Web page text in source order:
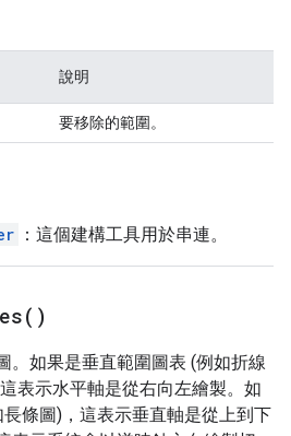
說明
要移除的範圍。
：這個建構工具用於串連。
)
。如果是垂直範圍圖表 (例如折線
表示水平軸是從右向左繪製。如
條圖)，這表示垂直軸是從上到下